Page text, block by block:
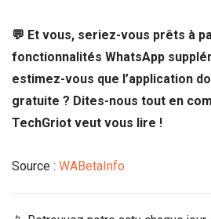
💬 Et vous, seriez-vous prêts à
fonctionnalités WhatsApp
estimez-vous que l’application
gratuite ? Dites-nous tout en
TechGriot veut vous lire !
Source : WABetaInfo